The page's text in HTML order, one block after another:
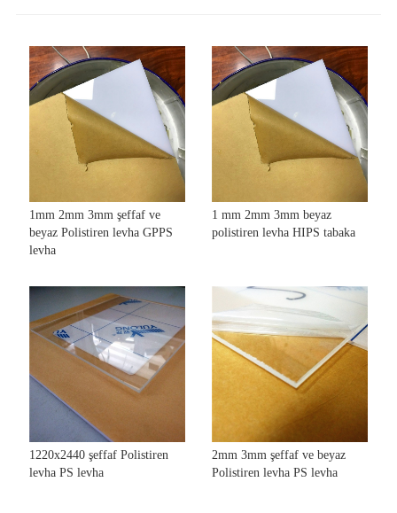
1mm 2mm 3mm şeffaf ve
beyaz Polistiren levha GPPS
levha
1 mm 2mm 3mm beyaz
polistiren levha HIPS tabaka
1220x2440 şeffaf Polistiren
levha PS levha
2mm 3mm şeffaf ve beyaz
Polistiren levha PS levha